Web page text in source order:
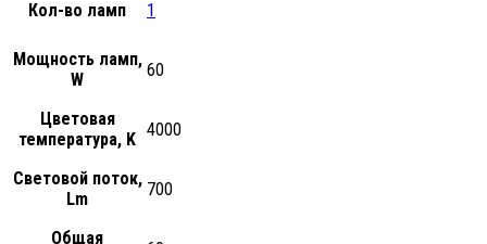
Кол-во ламп 1
Мощность ламп,
W
60
Цветовая
температура, K 4000
Световой поток,
Lm
700
Общая